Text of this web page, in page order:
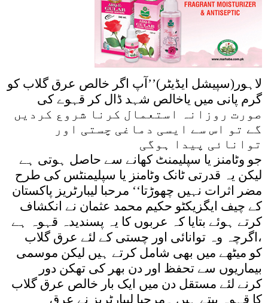
لاہور(سپیشل ایڈیٹر)’’آپ اگر خالص عرق گلاب کو
گرم پانی میں یاخالص شہد ڈال کر قہوے کی
صورت روزانہ استعمال کرنا شروع کردیں
گے تو اس سے ایسی دماغی چستی اور
توانائی پیدا ہوگی
جو وٹامنز یا سپلیمنٹ کھانے سے حاصل ہوتی ہے
لیکن یہ قدرتی ٹانک وٹامنز یا سپلیمنٹس کی طرح
مضر اثرات نہیں چھوڑتا‘‘ مرحبا لیبارٹریز پاکستان
کے چیف ایگزیکٹو حکیم محمد عثمان نے انکشاف
کرتے ہوئے بتایا کہ عربوں کا یہ پسندیدہ قہوہ ہے
،اگرچہ وہ توانائی اور چستی کے لئے عرق گلاب
کو میٹھے میں بھی شامل کرتے ہیں لیکن موسمی
بیماریوں سے تحفظ اور دن بھر کی تھکن دور
کرنے لئے مستقل دن میں ایک بار خالص عرق گلاب
کا قہوہ پیتے ہیں ۔مرحبا لیبارٹریز نے عرق